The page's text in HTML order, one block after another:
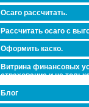
Осаго рассчитать.
Рассчитать осаго с
Оформить каско.
Витрина финансовых
страхование и не
Блог